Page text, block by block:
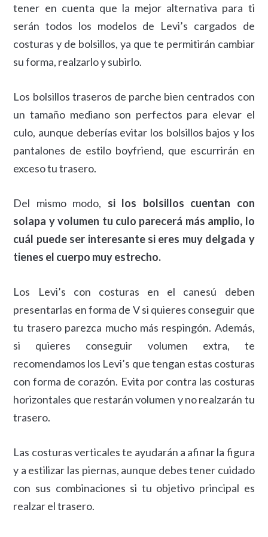
tener en cuenta que la mejor alternativa para ti
serán todos los modelos de Levi’s cargados de
costuras y de bolsillos, ya que te permitirán cambiar
su forma, realzarlo y subirlo.
Los bolsillos traseros de parche bien centrados con
un tamaño mediano son perfectos para elevar el
culo, aunque deberías evitar los bolsillos bajos y los
pantalones de estilo boyfriend, que escurrirán en
exceso tu trasero.
Del mismo modo, si los bolsillos cuentan con
solapa y volumen tu culo parecerá más amplio, lo
cuál puede ser interesante si eres muy delgada y
tienes el cuerpo muy estrecho.
Los Levi’s con costuras en el canesú deben
presentarlas en forma de V si quieres conseguir que
tu trasero parezca mucho más respingón. Además,
si quieres conseguir volumen extra, te
recomendamos los Levi’s que tengan estas costuras
con forma de corazón. Evita por contra las costuras
horizontales que restarán volumen y no realzarán tu
trasero.
Las costuras verticales te ayudarán a afinar la figura
y a estilizar las piernas, aunque debes tener cuidado
con sus combinaciones si tu objetivo principal es
realzar el trasero.